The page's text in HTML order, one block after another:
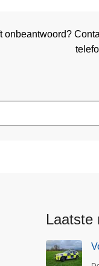
onbeantwoord?
Laatste